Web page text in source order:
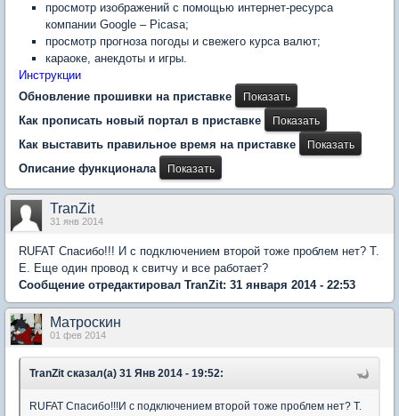
просмотр изображений с помощью интернет-ресурса
компании Google – Picasa;
просмотр прогноза погоды и свежего курса валют;
караоке, анекдоты и игры.
Инструкции
Обновление прошивки на приставке
Как прописать новый портал в приставке
Как выставить правильное время на приставке
Описание функционала
TranZit
31 янв 2014
RUFAT Спасибо!!! И с подключением второй тоже проблем нет? Т.
Е. Еще один провод к свитчу и все работает?
Сообщение отредактировал TranZit: 31 января 2014 - 22:53
Матроскин
01 фев 2014
TranZit сказал(а) 31 Янв 2014 - 19:52:
RUFAT Спасибо!!!И с подключением второй тоже проблем нет? Т.